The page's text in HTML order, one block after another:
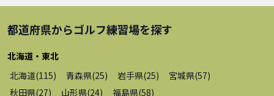
都道府県からゴルフ練習場を探す
北海道・東北
北海道(115) 青森県(25) 岩手県(25) 宮城県(57)
秋田県(27) 山形県(24) 福島県(58)